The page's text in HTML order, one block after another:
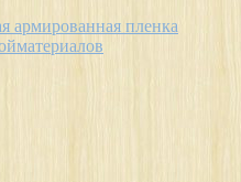
армированная пленка